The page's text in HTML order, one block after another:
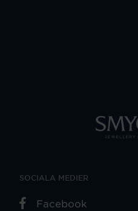
SOCIALA MEDIER
Facebook